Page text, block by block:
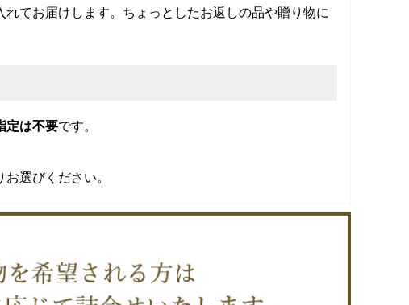
てお届けします。ちょっとしたお返しの品や贈り物に
定は不要です。
選びください。